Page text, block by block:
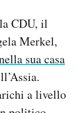
CDU, il
Merkel,
sua casa
a livello